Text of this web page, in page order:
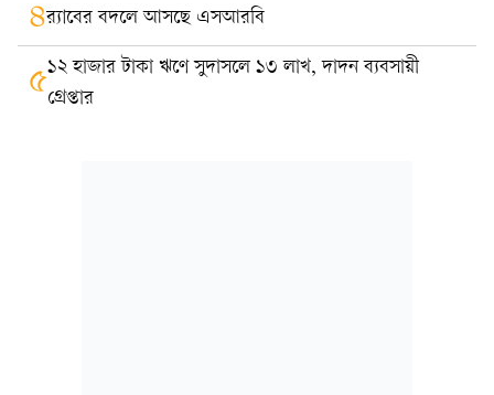
৪র‍্যাবের বদলে আসছে এসআরবি
৫১২ হাজার টাকা ঋণে সুদাসলে ১৩ লাখ, দাদন ব্যবসায়ী
গ্রেপ্তার